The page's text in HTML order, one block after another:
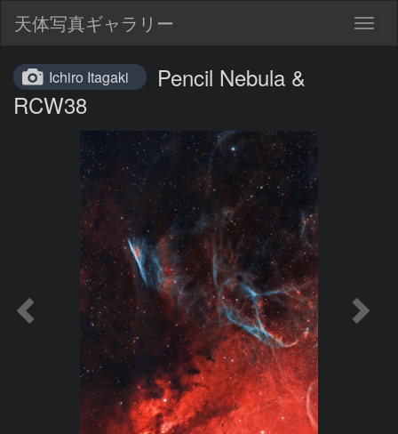
天体写真ギャラリー
Ichiro Itagaki
Pencil Nebula &
RCW38